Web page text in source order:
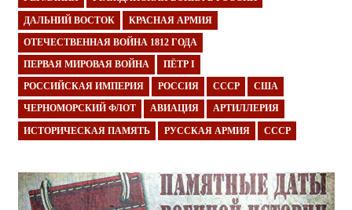
ДАЛЬНИЙ ВОСТОК КРАСНАЯ АРМИЯ
ОТЕЧЕСТВЕННАЯ ВОЙНА 1812 ГОДА
ПЕРВАЯ МИРОВАЯ ВОЙНА ПЁТР I
РОССИЙСКАЯ ИМПЕРИЯ РОССИЯ СССР США
ЧЕРНОМОРСКИЙ ФЛОТ АВИАЦИЯ АРТИЛЛЕРИЯ
ИСТОРИЧЕСКАЯ ПАМЯТЬ РУССКАЯ АРМИЯ СССР